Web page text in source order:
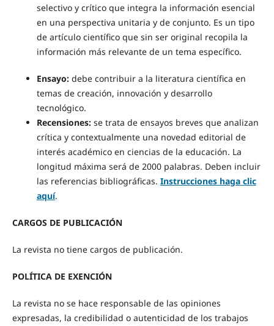
selectivo y crítico que integra la información esencial
en una perspectiva unitaria y de conjunto. Es un tipo
de artículo científico que sin ser original recopila la
información más relevante de un tema específico.
Ensayo:debe contribuir a la literatura científica en
temas de creación, innovación y desarrollo
tecnológico.
Recensiones:se trata de ensayos breves que analizan
crítica y contextualmente una novedad editorial de
interés académico en ciencias de la educación. La
longitud máxima será de 2000 palabras. Deben incluir
las referencias bibliográficas. Instrucciones haga clic
aquí.
CARGOS DE PUBLICACIÓN
La revista no tiene cargos de publicación.
POLÍTICA DE EXENCIÓN
La revista no se hace responsable de las opiniones
expresadas, la credibilidad o autenticidad de los trabajos